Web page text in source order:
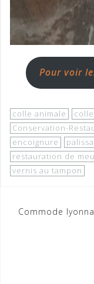
Pour voir
colle animale
Conservation-
encoignure
restauration de
vernis au tampon
Commode